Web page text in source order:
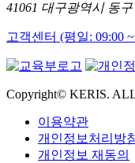
41061 대구광역시 동
고객센터 (평일: 09:00
Copyright© KERIS.
이용약관
개인정보처리방
개인정보 재동의